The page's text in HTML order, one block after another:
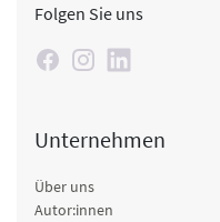
Folgen Sie uns
Unternehmen
Über uns
Autor:innen